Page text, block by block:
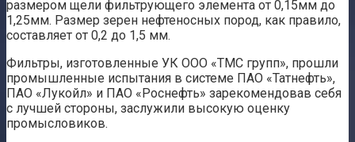
размером щели фильтрующего элемента от 0,15мм до
1,25мм. Размер зерен нефтеносных пород, как правило,
составляет от 0,2 до 1,5 мм.
Фильтры, изготовленные УК ООО «ТМС групп», прошли
промышленные испытания в системе ПАО «Татнефть»,
ПАО «Лукойл» и ПАО «Роснефть» зарекомендовав себя
с лучшей стороны, заслужили высокую оценку
промысловиков.